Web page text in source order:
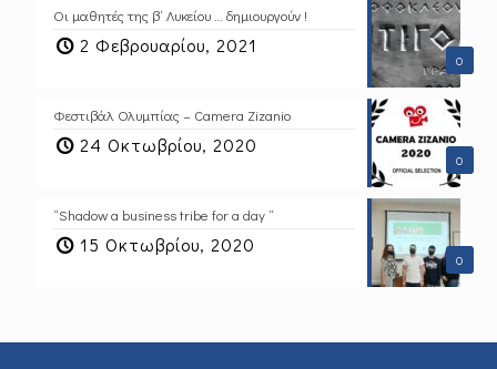
0
Οι μαθητές της β΄ Λυκείου … δημιουργούν !
2 Φεβρουαρίου, 2021
0
Φεστιβάλ Ολυμπίας – Camera Zizanio
24 Οκτωβρίου, 2020
0
“Shadow a business tribe for a day “
15 Οκτωβρίου, 2020